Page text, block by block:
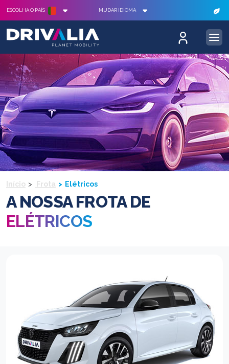
ESCOLHA O PAÍS MUDAR IDIOMA
Início Frota Elétricos
A NOSSA FROTA DE
ELÉTRICOS